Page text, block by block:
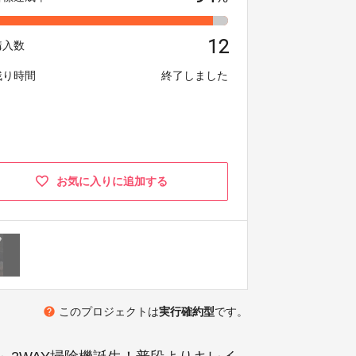
入数 12
り時間 終了しました
お気に入りに追加する
help このプロジェクトは実行確約型です。